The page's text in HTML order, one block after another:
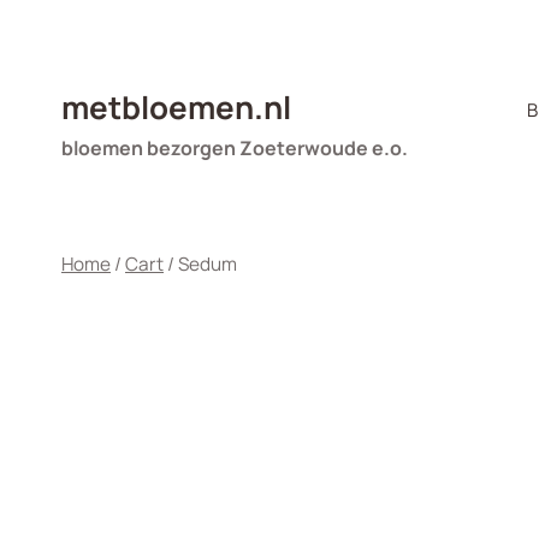
metbloemen.nl
bloemen bezorgen Zoeterwoude e.o.
Home/Cart/Sedum